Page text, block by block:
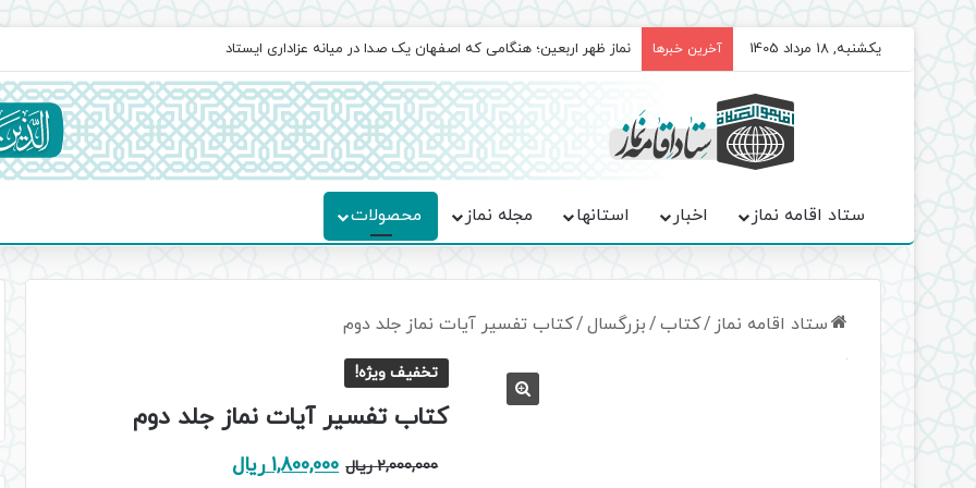
یکشنبه, 18 مرداد 1405 آخرین خبرها برگزاری باشکوه نمازهای جماعت در موکب فاطمه الزهرا (س)
ستاد اقامه نماز اخبار استانها مجله نماز محصولات
ستاد اقامه نماز /کتاب/بزرگسال/کتاب تفسیر آیات نماز جلد دوم
تخفیف ویژه!
کتاب تفسیر آیات نماز جلد دوم
2,000,000 ریال قیمت
1,800,000 ریالقیمت